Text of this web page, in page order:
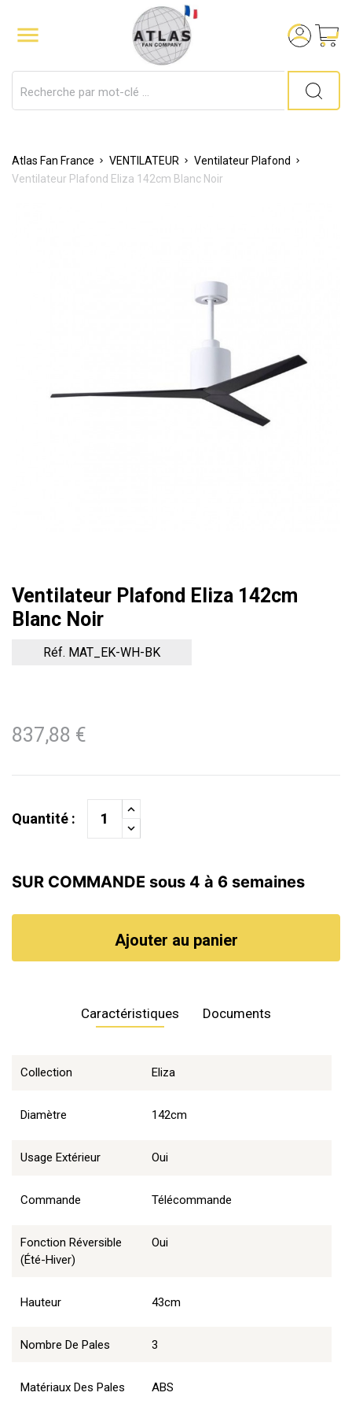

Atlas Fan France VENTILATEUR
Ventilateur Plafond
Ventilateur Plafond Eliza 142cm Blanc Noir
Ventilateur Plafond Eliza 142cm
Blanc Noir
Réf. MAT_EK-WH-BK
837,88 €
Quantité :
SUR COMMANDE sous 4 à 6 semaines
Ajouter au panier
Caractéristiques
Collection Eliza
Diamètre 142cm
Usage Extérieur Oui
Commande Télécommande
Fonction Réversible
(été-Hiver)
Oui
Hauteur 43cm
Nombre De Pales 3
Matériaux Des Pales ABS
Documents